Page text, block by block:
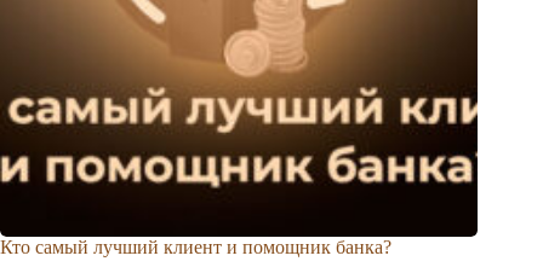
Кто самый лучший клиент и помощник банка?